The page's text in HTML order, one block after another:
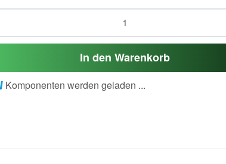
In den Warenkorb
Komponenten werden geladen ...